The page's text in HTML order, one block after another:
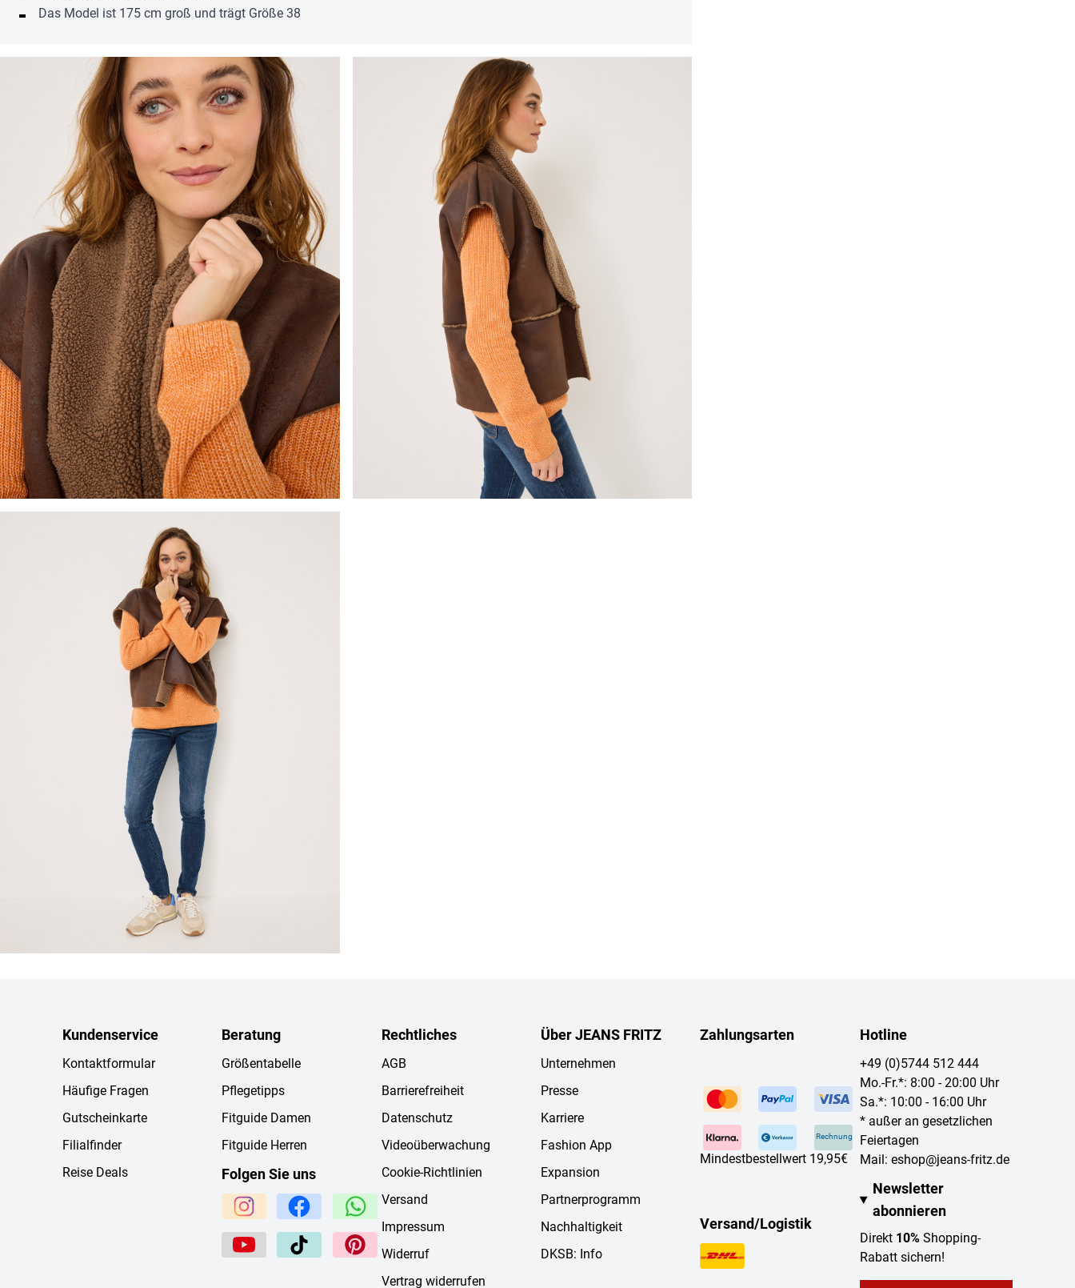
Das Model ist 175 cm groß und trägt Größe 38
Kundenservice
Kontaktformular
Häufige Fragen
Gutscheinkarte
Filialfinder
Reise Deals
Beratung
Größentabelle
Pflegetipps
Fitguide Damen
Fitguide Herren
Folgen Sie uns
Rechtliches
AGB
Barrierefreiheit
Datenschutz
Videoüberwachung
Cookie-Richtlinien
Versand
Impressum
Widerruf
Vertrag widerrufen
Über JEANS FRITZ
Unternehmen
Presse
Karriere
Fashion App
Expansion
Partnerprogramm
Nachhaltigkeit
DKSB: Info
Zahlungsarten
Rechnung
Mindestbestellwert 19,95€
Versand/Logistik
Hotline
+49 (0)5744 512 444
Mo.-Fr.*: 8:00 - 20:00 Uhr
Sa.*: 10:00 - 16:00 Uhr
* außer an gesetzlichen
Feiertagen
Mail: eshop@jeans-fritz.de
Newsletter
abonnieren
Direkt 10%Shopping-
Rabatt sichern!